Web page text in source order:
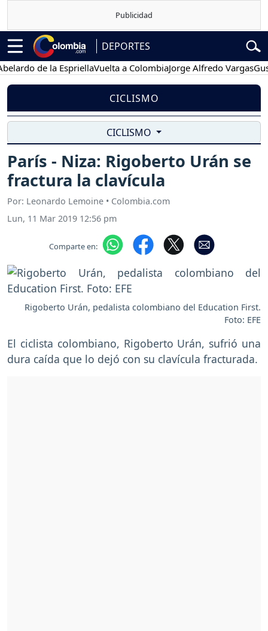
DEPORTES
de la EspriellaVuelta a ColombiaJorge Alfredo Vargas
CICLISMO
CICLISMO
París - Niza: Rigoberto Urán se
fractura la clavícula
Por: Leonardo Lemoine • Colombia.com
Lun, 11 Mar 2019 12:56 pm
Comparte en:
Rigoberto Urán, pedalista colombiano del Education First.
Foto: EFE
El ciclista colombiano, Rigoberto Urán, sufrió una
dura caída que lo dejó con su clavícula fracturada.